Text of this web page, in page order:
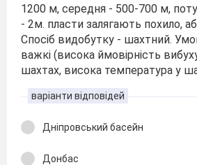
1200 м, середня - 500-700 м,
- 2м. пласти залягають похило,
Спосіб видобутку - шахтний.
важкі (висока ймовірність
шахтах, висока температура у
варіанти відповідей
Дніпровський басейн
Донбас